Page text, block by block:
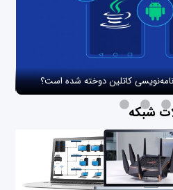
کاتلین دوخته شده است؟
شبکه